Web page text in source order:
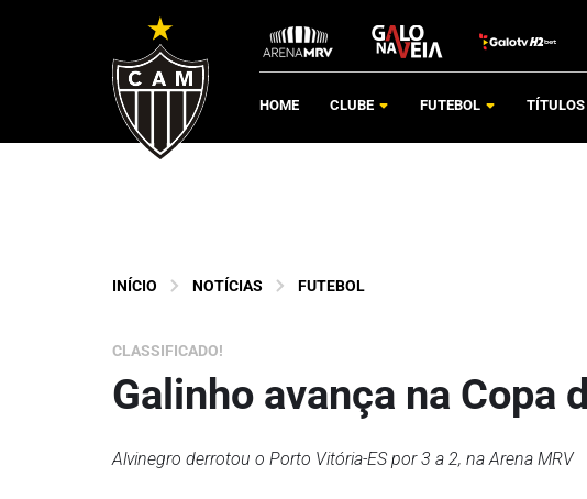
HOME CLUBE FUTEBOL TÍTULOS
INÍCIO NOTÍCIAS FUTEBOL
CLASSIFICADO!
Galinho avança na Copa
Alvinegro derrotou o Porto Vitória-ES por 3 a 2, na Arena MRV